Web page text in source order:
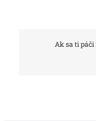
Ak sa ti páči